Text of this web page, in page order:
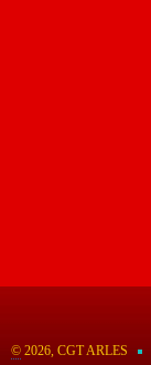
© 2026, CGT ARLES